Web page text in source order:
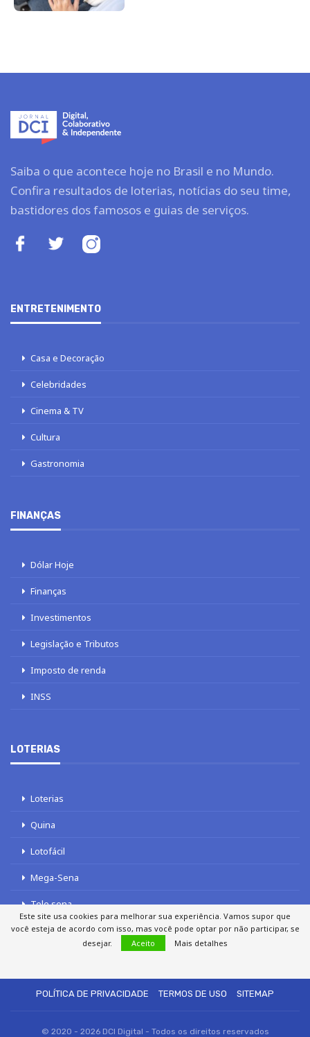
Saiba o que acontece hoje no Brasil e no Mundo.
Confira resultados de loterias, notícias do seu time,
bastidores dos famosos e guias de serviços.
ENTRETENIMENTO
Casa e Decoração
Celebridades
Cinema & TV
Cultura
Gastronomia
FINANÇAS
Dólar Hoje
Finanças
Investimentos
Legislação e Tributos
Imposto de renda
INSS
LOTERIAS
Loterias
Quina
Lotofácil
Mega-Sena
Tele sena
POLÍTICA DE PRIVACIDADE
TERMOS DE USO SITEMAP
© 2020 - 2026 DCI Digital - Todos os direitos reservados
Este site usa cookies para melhorar sua experiência. Vamos supor que
você esteja de acordo com isso, mas você pode optar por não participar, se
desejar.
Aceito Mais detalhes